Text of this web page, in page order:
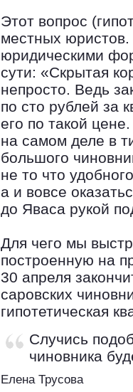
Этот вопрос
местных
юридическими
сути: «Скрытая
непросто. Ведь
по сто рублей за
его по такой
на самом деле в
большого
не то что
а и вовсе
до Яваса рукой
Для чего мы
построенную на
30 апреля
саровских
гипотетическая
Случись
чиновника
Елена Трусова